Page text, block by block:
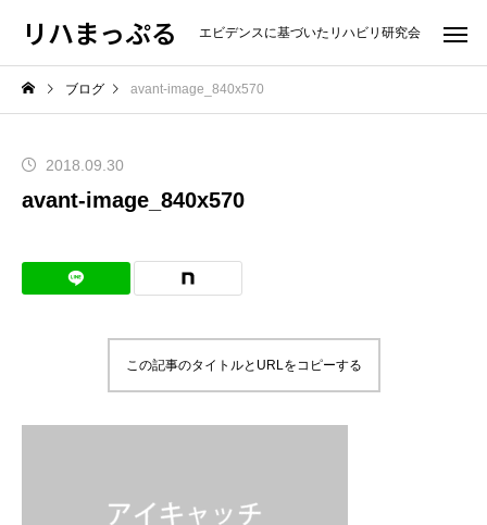
リハまっぷる エビデンスに基づいたリハビリ研究会
ブログ avant-image_840x570
2018.09.30
avant-image_840x570
この記事のタイトルとURLをコピーする